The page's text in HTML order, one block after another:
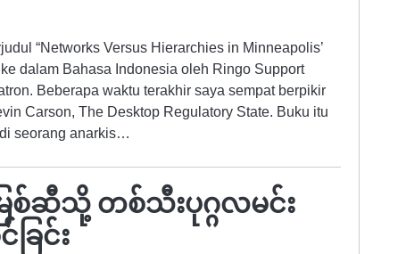
“Networks Versus Hierarchies in Minneapolis’
dalam Bahasa Indonesia oleh Ringo Support
Beberapa waktu terakhir saya sempat berpikir
Carson, The Desktop Regulatory State. Buku itu
seorang anarkis…
ဆီသို့ တစ်သီးပုဂ္ဂလမင်း
ခြင်း